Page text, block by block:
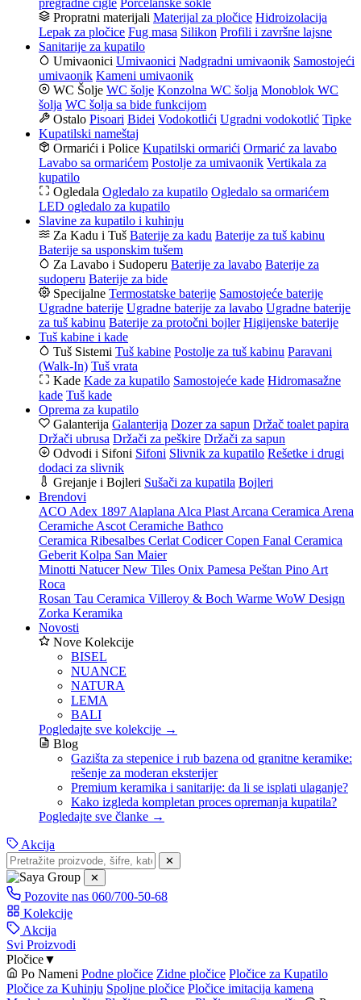
pregradne cigle Porcelanske sokle
Propratni materijali Materijal za pločice Hidroizolacija
Lepak za pločice Fug masa Silikon Profili i završne lajsne
Sanitarije za kupatilo
Umivaonici Umivaonici Nadgradni umivaonik Samostojeći
umivaonik Kameni umivaonik
WC Šolje WC šolje Konzolna WC šolja Monoblok WC
šolja WC šolja sa bide funkcijom
Ostalo Pisoari Bidei Vodokotlići Ugradni vodokotlić Tipke
Kupatilski nameštaj
Ormarići i Police Kupatilski ormarići Ormarić za lavabo
Lavabo sa ormarićem Postolje za umivaonik Vertikala za
kupatilo
Ogledala Ogledalo za kupatilo Ogledalo sa ormarićem
LED ogledalo za kupatilo
Slavine za kupatilo i kuhinju
Za Kadu i Tuš Baterije za kadu Baterije za tuš kabinu
Baterije sa usponskim tušem
Za Lavabo i Sudoperu Baterije za lavabo Baterije za
sudoperu Baterije za bide
Specijalne Termostatske baterije Samostojeće baterije
Ugradne baterije Ugradne baterije za lavabo Ugradne baterije
za tuš kabinu Baterije za protočni bojler Higijenske baterije
Tuš kabine i kade
Tuš Sistemi Tuš kabine Postolje za tuš kabinu Paravani
(Walk-In) Tuš vrata
Kade Kade za kupatilo Samostojeće kade Hidromasažne
kade Tuš kade
Oprema za kupatilo
Galanterija Galanterija Dozer za sapun Držač toalet papira
Držači ubrusa Držači za peškire Držači za sapun
Odvodi i Sifoni Sifoni Slivnik za kupatilo Rešetke i drugi
dodaci za slivnik
Grejanje i Bojleri Sušači za kupatila Bojleri
Brendovi
ACO Adex 1897 Alaplana Alca Plast Arcana Ceramica Arena
Ceramiche Ascot Ceramiche Bathco
Ceramica Ribesalbes Cerlat CodicerCopen Fanal Ceramica
Geberit Kolpa San Maier
Minotti NatucerNew Tiles Onix Pamesa Peštan Pino Art
Roca
Rosan Tau Ceramica Villeroy & Boch Warme WoW Design
Zorka Keramika
Novosti
Nove Kolekcije
BISEL
NUANCE
NATURA
LEMA
BALI
Pogledajte sve kolekcije →
Blog
Gazišta za stepenice i rub bazena od granitne keramike:
rešenje za moderan eksterijer
Premium keramika i sanitarije: da li se isplati ulaganje?
Kako izgleda kompletan proces opremanja kupatila?
Pogledajte sve članke →
Akcija
✕
✕
Pozovite nas 060/700-50-68
Kolekcije
Akcija
Svi Proizvodi
Pločice▼
Po Nameni Podne pločice Zidne pločice Pločice za Kupatilo
Pločice za Kuhinju Spoljne pločice Pločice imitacija kamena